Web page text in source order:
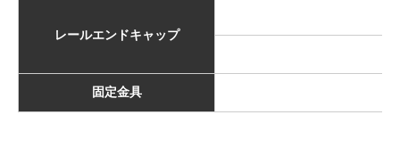
レールエンドキャップ
固定金具